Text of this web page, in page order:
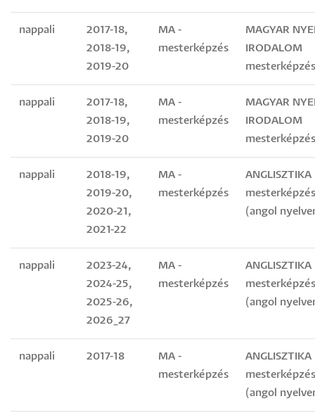
nappali
2017-18,
2018-19,
2019-20
MA -
mesterképzés
MAGYAR
IRODALOM
nappali
2017-18,
2018-19,
2019-20
MA -
mesterképzés
MAGYAR
IRODALOM
nappali
2018-19,
2019-20,
2020-21,
2021-22
MA -
mesterképzés
ANGLISZTIKA
(angol
nappali
2023-24,
2024-25,
2025-26,
2026_27
MA -
mesterképzés
ANGLISZTIKA
(angol
nappali 2017-18
MA -
mesterképzés
ANGLISZTIKA
(angol